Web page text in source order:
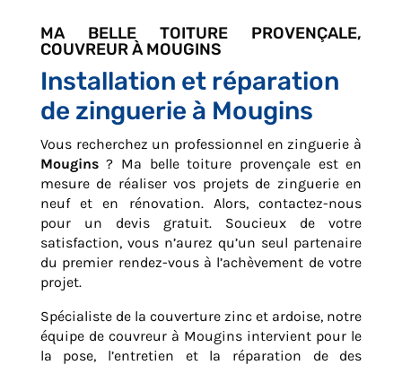
MA BELLE TOITURE PROVENÇALE,
COUVREUR À MOUGINS
Installation et réparation
de zinguerie à Mougins
Vous recherchez un professionnel en zinguerie à
Mougins? Ma belle toiture provençale est en
mesure de réaliser vos projets de zinguerie en
neuf et en rénovation. Alors, contactez-nous
pour un devis gratuit. Soucieux de votre
satisfaction, vous n’aurez qu’un seul partenaire
du premier rendez-vous à l’achèvement de votre
projet.
Spécialiste de la couverture zinc et ardoise, notre
équipe de couvreur à Mougins intervient pour le
la pose, l’entretien et la réparation de des